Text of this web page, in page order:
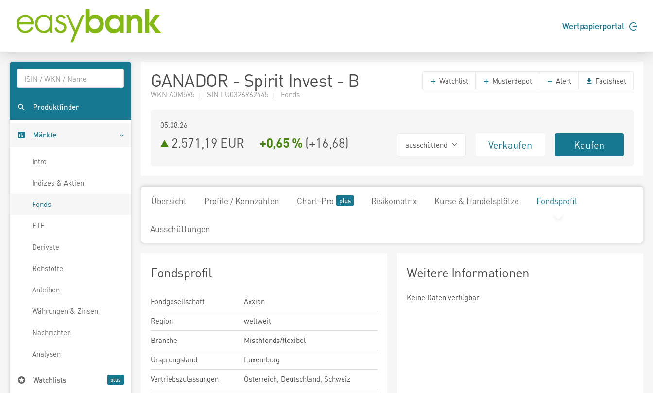
Wertpapierportal
Produktfinder
Märkte
Intro
Indizes & Aktien
Fonds
ETF
Derivate
Rohstoffe
Anleihen
Währungen & Zinsen
Nachrichten
Analysen
Watchlists
GANADOR - Spirit Invest - B
WKN A0M5V5 | ISIN LU0326962445 | Fonds
Watchlist Musterdepot Alert Factsheet
05.08.26
2.571,19 EUR +0,65 % (+16,68) ausschüttend Verkaufen Kaufen
Übersicht Profile / Kennzahlen Chart-Pro Risikomatrix Kurse & Handelsplätze Fondsprofil
Ausschüttungen
Fondsprofil
Fondgesellschaft
Axxion
Region
weltweit
Branche
Mischfonds/flexibel
Ursprungsland
Luxemburg
Vertriebszulassungen
Österreich, Deutschland, Schweiz
Weitere Informationen
Keine Daten verfügbar